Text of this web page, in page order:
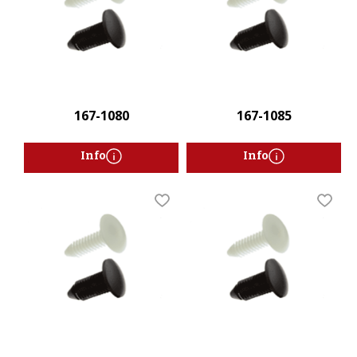
167-1080
Info
167-1085
Info
Lägg till i favoriter